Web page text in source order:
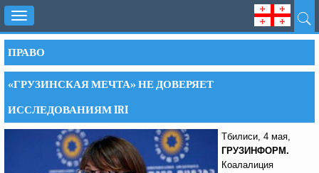
Toggle
navigation
ПРАВО
«ГРУЗИНСКАЯ МЕЧТА» НЕ ДОВЕРЯЕТ
ИССЛЕДОВАНИЯМ IRI
Тбилиси, 4 мая,
ГРУЗИНФОРМ.
Коалалиция